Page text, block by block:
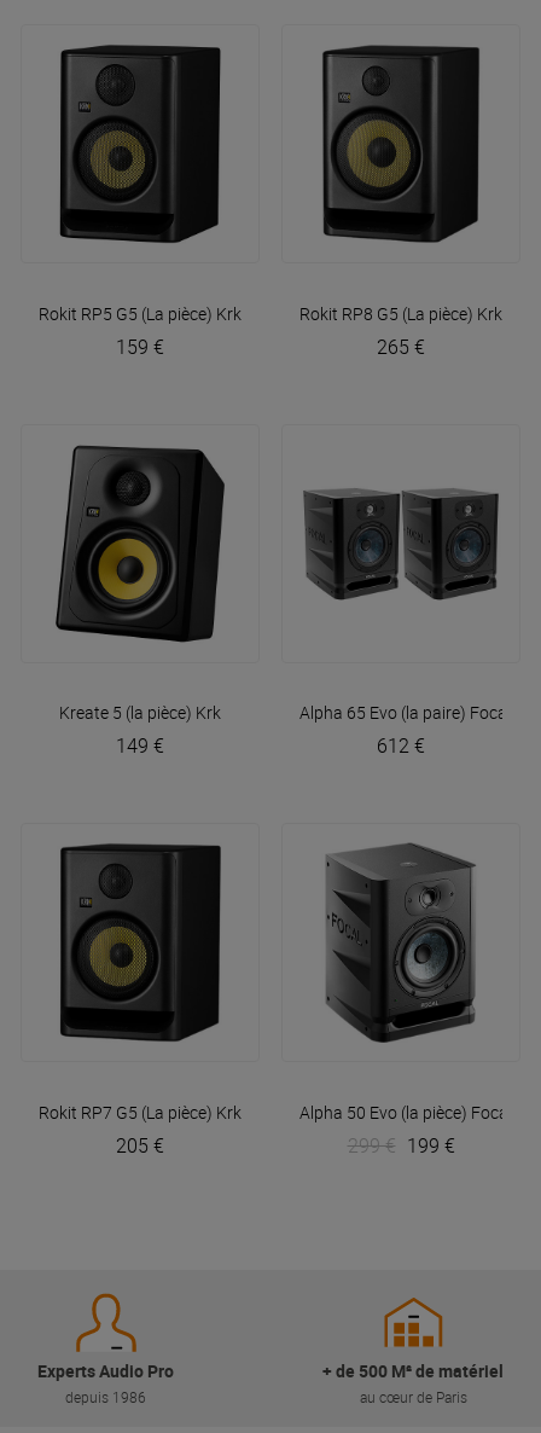
Rokit RP5 G5 (La pièce) Krk
159 €
Rokit RP8 G5 (La pièce) Krk
265 €
Kreate 5 (la pièce) Krk
149 €
Alpha 65 Evo (la paire) Focal
612 €
Rokit RP7 G5 (La pièce) Krk
205 €
Alpha 50 Evo (la pièce) Focal
299 € 199 €
Experts Audio Pro
depuis 1986
+ de 500 M² de matériel
au cœur de Paris